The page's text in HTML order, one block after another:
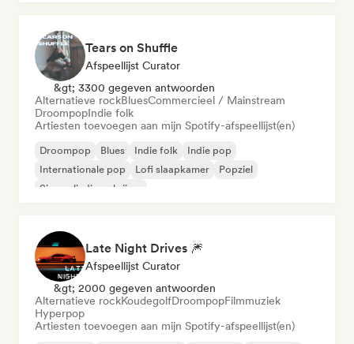
Tears on Shuffle
Afspeellijst Curator
&gt; 3300 gegeven antwoorden
Alternatieve rockBluesCommercieel / Mainstream
DroompopIndie folk
Artiesten toevoegen aan mijn Spotify-afspeellijst(en)
Droompop Blues Indie folk
Indie pop
Internationale pop
Lofi slaapkamer
Popziel
Singer-liedjesschrijver
Late Night Drives 🎆
Afspeellijst Curator
&gt; 2000 gegeven antwoorden
Alternatieve rockKoudegolfDroompopFilmmuziek
Hyperpop
Artiesten toevoegen aan mijn Spotify-afspeellijst(en)